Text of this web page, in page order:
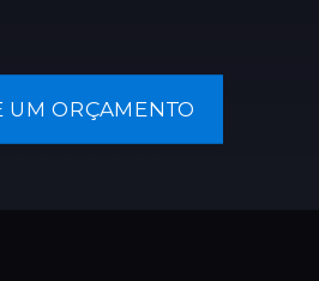
UM ORÇAMENTO